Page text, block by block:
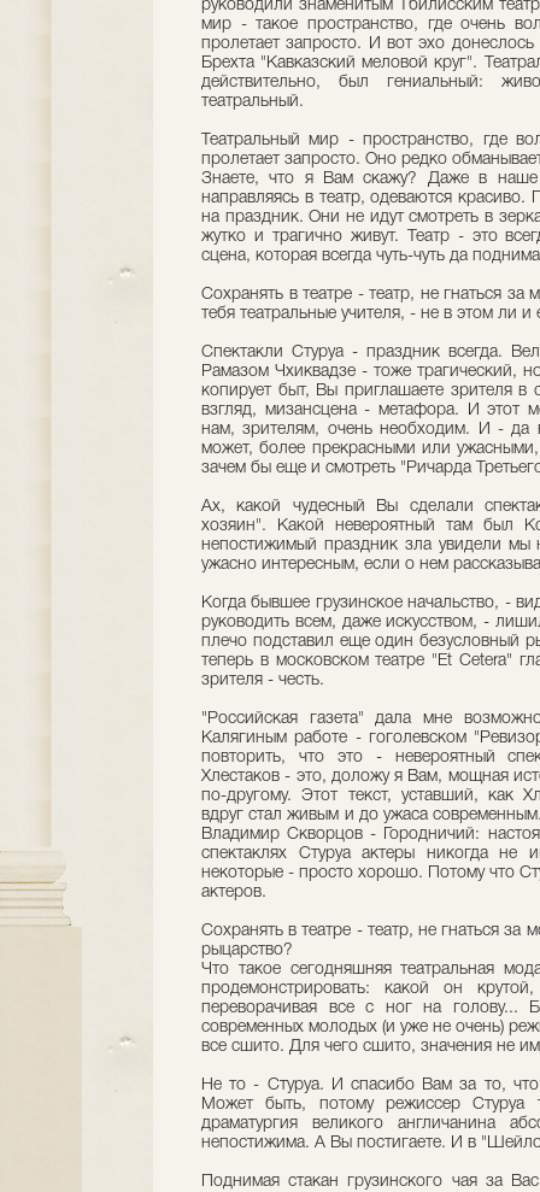
руководили знаменитым Тбилисским
мир - такое пространство, где очень
пролетает запросто. И вот эхо
Брехта "Кавказский меловой круг".
действительно, был гениальный:
театральный.
Театральный мир - пространство, где
пролетает запросто. Оно редко
Знаете, что я Вам скажу? Даже в наше
направляясь в театр, одеваются
на праздник. Они не идут смотреть в
жутко и трагично живут. Театр - это
сцена, которая всегда чуть-чуть да
Сохранять в театре - театр, не гнаться
тебя театральные учителя, - не в этом ли
Спектакли Стуруа - праздник всегда.
Рамазом Чхиквадзе - тоже трагический,
копирует быт, Вы приглашаете зрителя
взгляд, мизансцена - метафора. И этот
нам, зрителям, очень необходим. И - да
может, более прекрасными или
зачем бы еще и смотреть "Ричарда
Ах, какой чудесный Вы сделали
хозяин". Какой невероятный там был
непостижимый праздник зла увидели мы
ужасно интересным, если о нем
Когда бывшее грузинское начальство, -
руководить всем, даже искусством, -
плечо подставил еще один безусловный
теперь в московском театре "Et Cetera"
зрителя - честь.
"Российская газета" дала мне
Калягиным работе - гоголевском
повторить, что это - невероятный
Хлестаков - это, доложу я Вам, мощная
по-другому. Этот текст, уставший, как
вдруг стал живым и до ужаса
Владимир Скворцов - Городничий:
спектаклях Стуруа актеры никогда не
некоторые - просто хорошо. Потому что
актеров.
Сохранять в театре - театр, не гнаться
рыцарство?
Что такое сегодняшняя театральная
продемонстрировать: какой он
переворачивая все с ног на голову...
современных молодых (и уже не очень)
все сшито. Для чего сшито, значения не
Не то - Стуруа. И спасибо Вам за то, что
Может быть, потому режиссер Стуруа
драматургия великого англичанина
непостижима. А Вы постигаете. И в
Поднимая стакан грузинского чая за